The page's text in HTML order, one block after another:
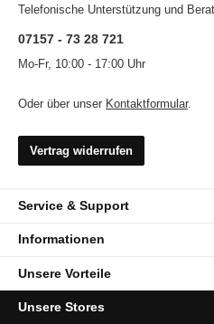
Telefonische Unterstützung und
07157 - 73 28 721
Mo-Fr, 10:00 - 17:00 Uhr
Oder über unser Kontaktformular.
Vertrag widerrufen
Service & Support
Informationen
Unsere Vorteile
Unsere Stores